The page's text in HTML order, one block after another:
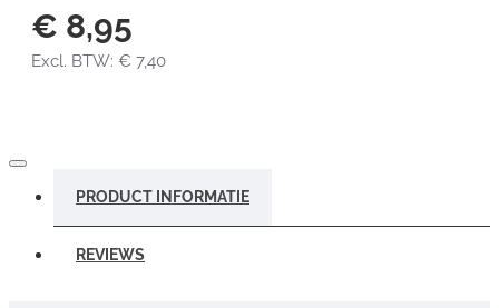
€ 8,95
Excl. BTW: € 7,40
PRODUCT INFORMATIE
REVIEWS